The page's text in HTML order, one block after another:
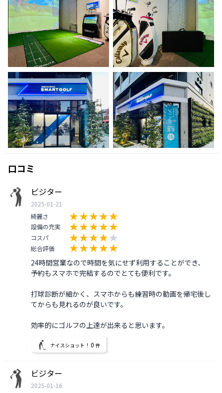
口コミ
ビジター
2025-01-21
綺麗さ
設備の充実
コスパ
総合評価
24時間営業なので時間を気にせず利用することができ、
予約もスマホで完結するのでとても便利です。
打球診断が細かく、スマホからも練習時の動画を帰宅後し
てからも見れるのが良いです。
効率的にゴルフの上達が出来ると思います。
ナイスショット！ 0 件
ビジター
2025-01-16